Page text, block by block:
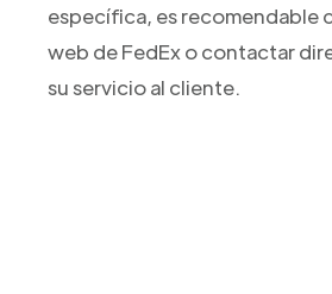
específica, es recomendable
web de FedEx o contactar
su servicio al cliente.